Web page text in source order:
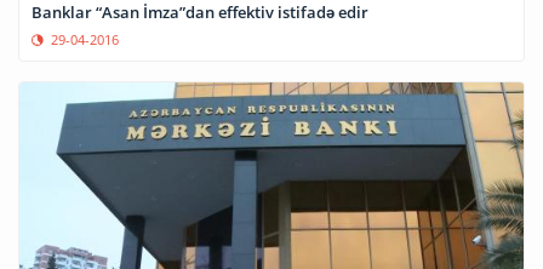
Banklar “Asan İmza”dan effektiv istifadə edir
29-04-2016